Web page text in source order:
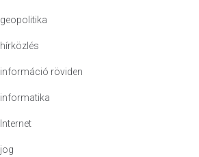
geopolitika
hírközlés
információ röviden
informatika
Internet
jog